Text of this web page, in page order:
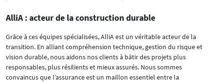
AlliA : acteur de la construction durable
Grâce à ces équipes spécialisées, AlliA est un véritable acteur de la
transition. En alliant compréhension technique, gestion du risque et
vision durable, nous aidons nos clients à bâtir des projets plus
responsables, plus résilients et mieux assurés. Nous sommes
convaincus que l’assurance est un maillon essentiel entre la